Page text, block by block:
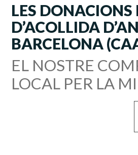
LES DONACIONS
D’ACOLLIDA
BARCELONA
EL NOSTRE
LOCAL PER LA